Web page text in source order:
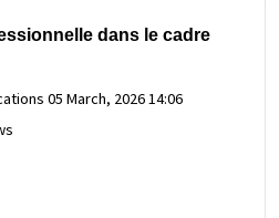
dans le cadre
05 March, 2026 14:06